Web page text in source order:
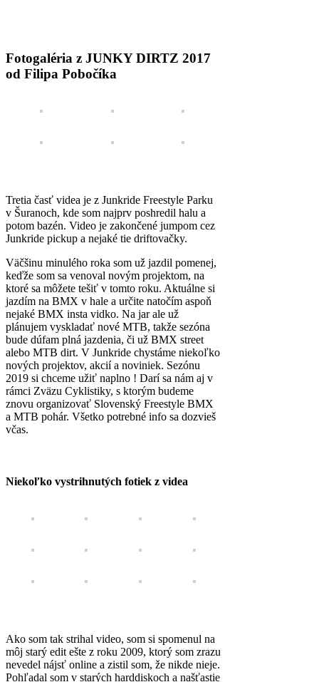
Fotogaléria z JUNKY DIRTZ 2017
od Filipa Pobočíka
Tretia časť videa je z Junkride Freestyle Parku
v Šuranoch, kde som najprv poshredil halu a
potom bazén. Video je zakončené jumpom cez
Junkride pickup a nejaké tie driftovačky.
Väčšinu minulého roka som už jazdil pomenej,
keďže som sa venoval novým projektom, na
ktoré sa môžete tešiť v tomto roku. Aktuálne si
jazdím na BMX v hale a určite natočím aspoň
nejaké BMX insta vidko. Na jar ale už
plánujem vyskladať nové MTB, takže sezóna
bude dúfam plná jazdenia, či už BMX street
alebo MTB dirt. V Junkride chystáme niekoľko
nových projektov, akcií a noviniek. Sezónu
2019 si chceme užiť naplno ! Darí sa nám aj v
rámci Zväzu Cyklistiky, s ktorým budeme
znovu organizovať Slovenský Freestyle BMX
a MTB pohár. Všetko potrebné info sa dozvieš
včas.
Niekoľko vystrihnutých fotiek z videa
Ako som tak strihal video, som si spomenul na
môj starý edit ešte z roku 2009, ktorý som zrazu
nevedel nájsť online a zistil som, že nikde nieje.
Pohľadal som v starých harddiskoch a našťastie